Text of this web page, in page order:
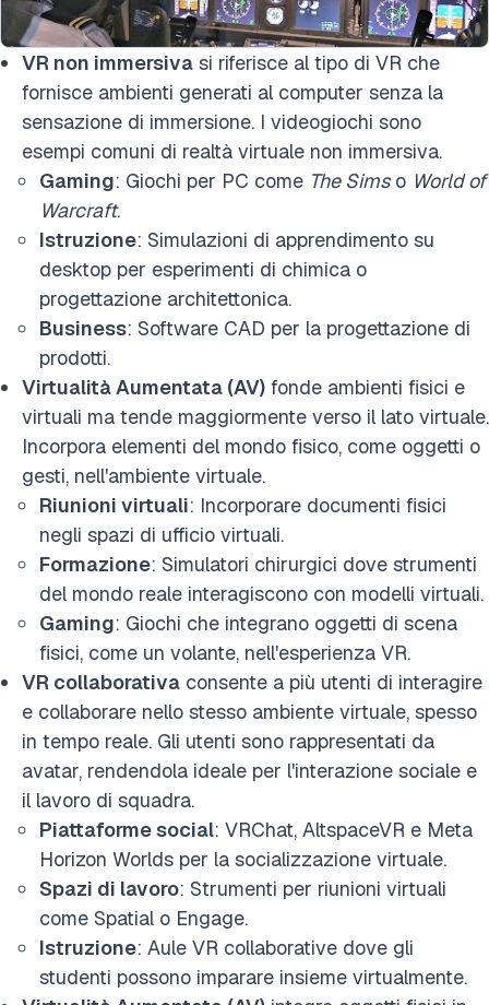
VR non immersiva si riferisce al tipo di VR che
fornisce ambienti generati al computer senza la
sensazione di immersione. I videogiochi sono
esempi comuni di realtà virtuale non immersiva.
Gaming: Giochi per PC come The Simso World of
Warcraft.
Istruzione: Simulazioni di apprendimento su
desktop per esperimenti di chimica o
progettazione architettonica.
Business: Software CAD per la progettazione di
prodotti.
Virtualità Aumentata (AV) fonde ambienti fisici e
virtuali ma tende maggiormente verso il lato virtuale.
Incorpora elementi del mondo fisico, come oggetti o
gesti, nell'ambiente virtuale.
Riunioni virtuali: Incorporare documenti fisici
negli spazi di ufficio virtuali.
Formazione: Simulatori chirurgici dove strumenti
del mondo reale interagiscono con modelli virtuali.
Gaming: Giochi che integrano oggetti di scena
fisici, come un volante, nell'esperienza VR.
VR collaborativa consente a più utenti di interagire
e collaborare nello stesso ambiente virtuale, spesso
in tempo reale. Gli utenti sono rappresentati da
avatar, rendendola ideale per l'interazione sociale e
il lavoro di squadra.
Piattaforme social: VRChat, AltspaceVR e Meta
Horizon Worlds per la socializzazione virtuale.
Spazi di lavoro: Strumenti per riunioni virtuali
come Spatial o Engage.
Istruzione: Aule VR collaborative dove gli
studenti possono imparare insieme virtualmente.